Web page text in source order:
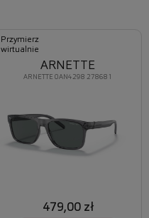
Przymierz
wirtualnie
ARNETTE 0AN4298 278681
ARNETTE
479,00 zł